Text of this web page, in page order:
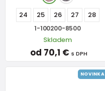
24 25 26 27 28
1-100200-8500
Skladem
od 70,1 € s DPH
NOVINKA